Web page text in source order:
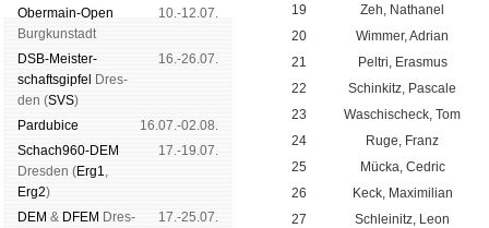
Ober­main-Open
Burg­kun­stadt
10.-12.07.
DSB-Meister­
schafts­gipfel
Dres­
den (SVS)
16.-26.07.
Pardu­bice
16.07.-02.08.
Schach960-DEM
Dres­den (Erg1,
Erg2)
17.-19.07.
DEM & DFEM Dres­
17.-25.07.
19
Zeh, Nathanel
20
Wimmer, Adrian
21
Peltri, Erasmus
22
Schinkitz, Pascale
23
Waschischeck, Tom
24
Ruge, Franz
25
Mücka, Cedric
26
Keck, Maximilian
27
Schleinitz, Leon